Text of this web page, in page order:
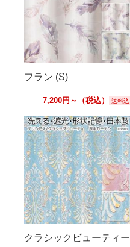
フラン (S)
7,200円～（税込） 送料込
クラシックビューティー